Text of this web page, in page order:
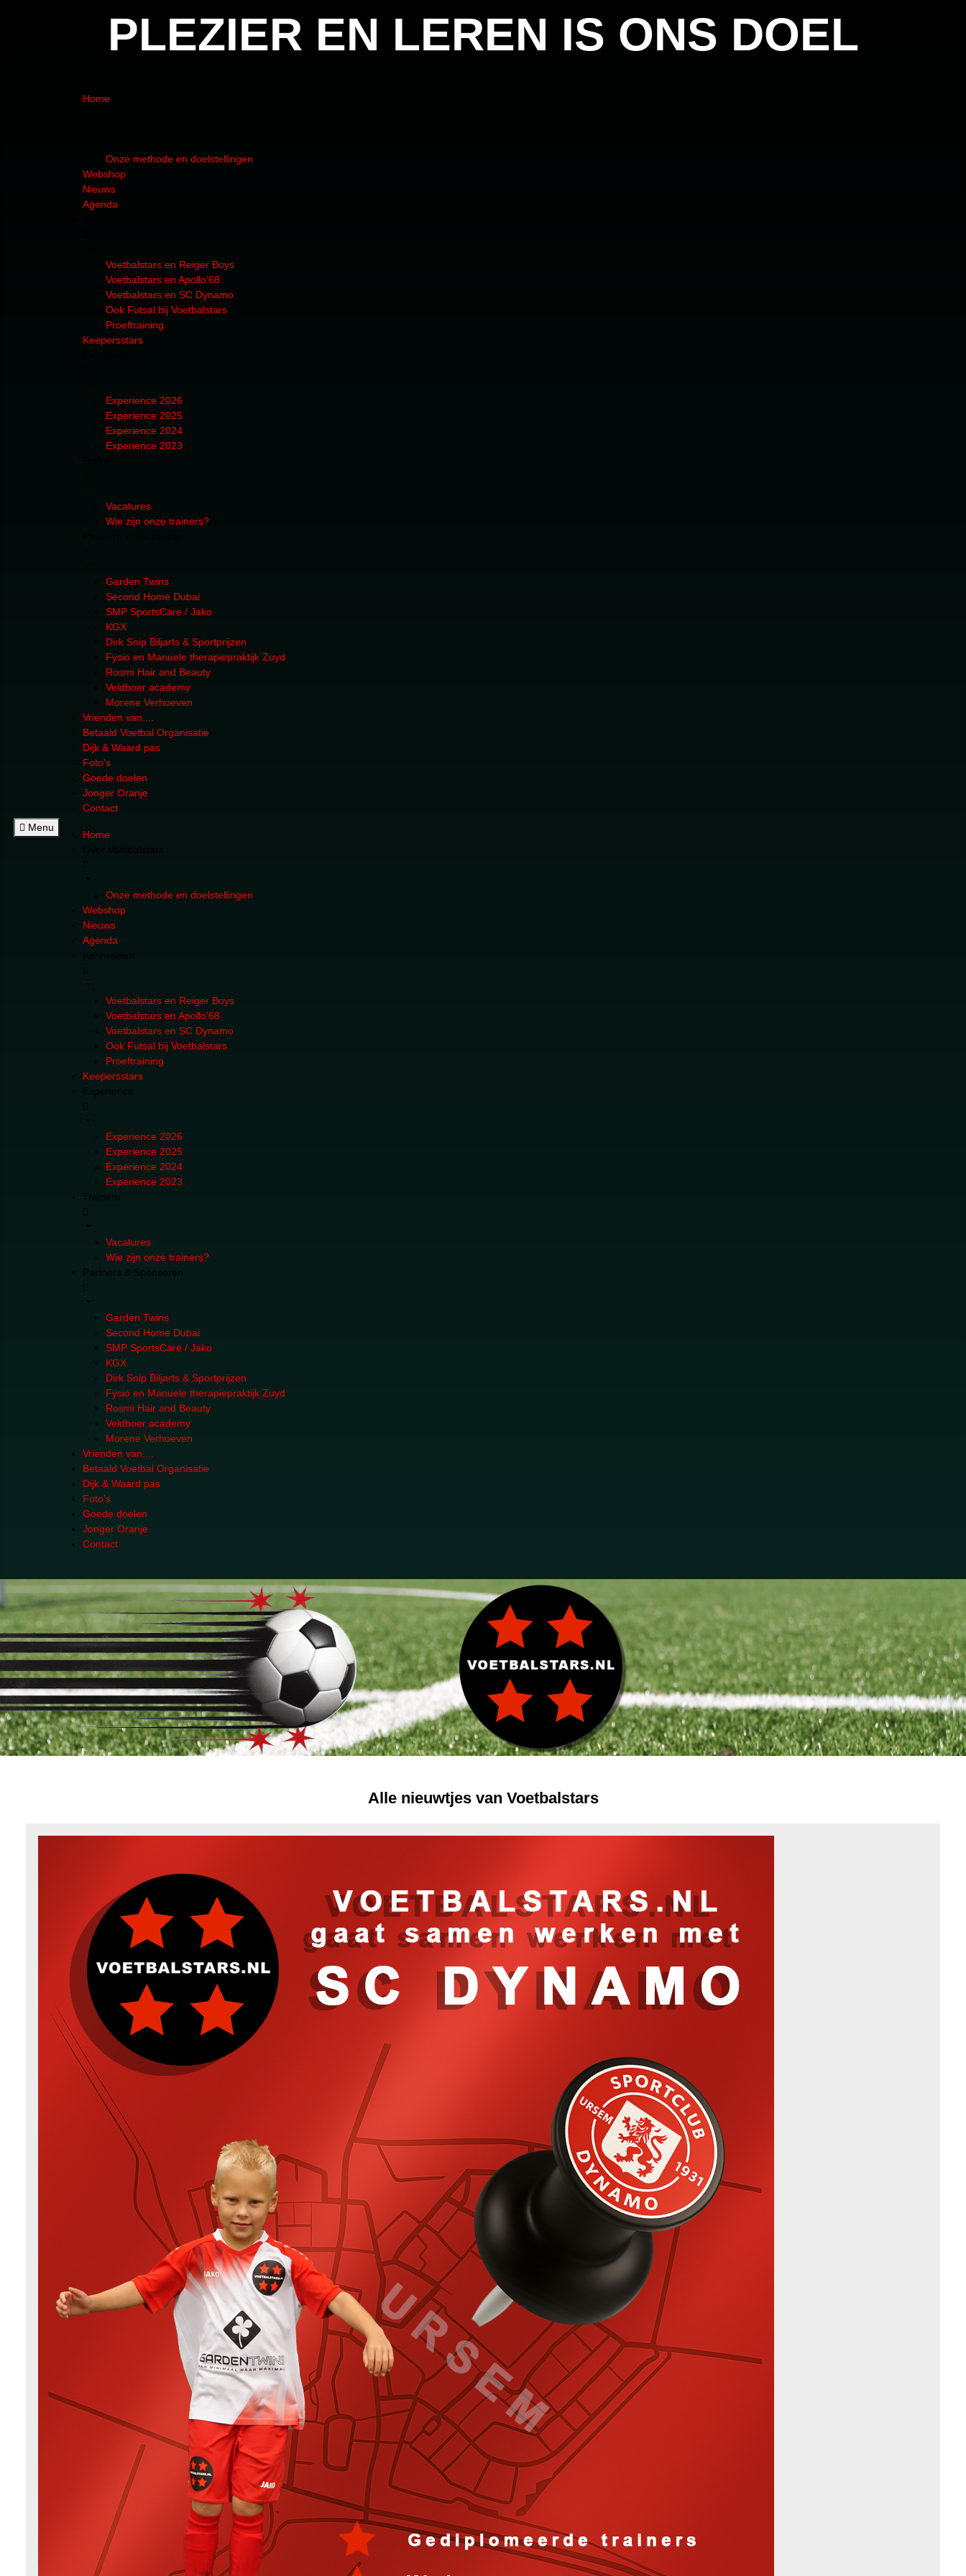
PLEZIER EN LEREN IS ONS DOEL
Menu
Home
Onze methode en doelstellingen
Webshop
Nieuws
Agenda
Voetbalstars en Reiger Boys
Voetbalstars en Apollo'68
Voetbalstars en SC Dynamo
Ook Futsal bij Voetbalstars
Proeftraining
Keepersstars
Experience 2026
Experience 2025
Experience 2024
Experience 2023
Vacatures
Wie zijn onze trainers?
Garden Twins
Second Home Dubai
SMP SportsCare / Jako
KGX
Dirk Snip Biljarts & Sportprijzen
Fysio en Manuele therapiepraktijk Zuyd
Rosmi Hair and Beauty
Veldboer academy
Morene Verhoeven
Vrienden van....
Betaald Voetbal Organisatie
Dijk & Waard pas
Foto's
Goede doelen
Jonger Oranje
Contact
Home
Onze methode en doelstellingen
Webshop
Nieuws
Agenda
Voetbalstars en Reiger Boys
Voetbalstars en Apollo'68
Voetbalstars en SC Dynamo
Ook Futsal bij Voetbalstars
Proeftraining
Keepersstars
Experience 2026
Experience 2025
Experience 2024
Experience 2023
Trainers
Vacatures
Wie zijn onze trainers?
Partners & Sponsoren
Garden Twins
Second Home Dubai
SMP SportsCare / Jako
KGX
Dirk Snip Biljarts & Sportprijzen
Fysio en Manuele therapiepraktijk Zuyd
Rosmi Hair and Beauty
Veldboer academy
Morene Verhoeven
Vrienden van....
Betaald Voetbal Organisatie
Dijk & Waard pas
Foto's
Goede doelen
Jonger Oranje
Contact
Alle nieuwtjes van Voetbalstars